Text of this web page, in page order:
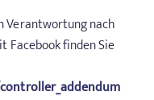
Verantwortung nach
Facebook finden Sie